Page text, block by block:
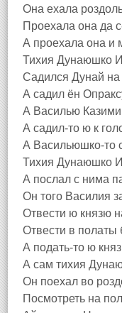
Она ехала
Проехала она да
А проехала она и
Тихия Дунаюшко
Садился Дунай на
А садил ён
А Василью
А садил-то ю к
А Васильюшко-то
Тихия Дунаюшко
А послал с нима
Он того Василия
Отвести ю князю
Отвести в полаты
А подать-то ю
А сам тихия
Он поехал во
Посмотреть на